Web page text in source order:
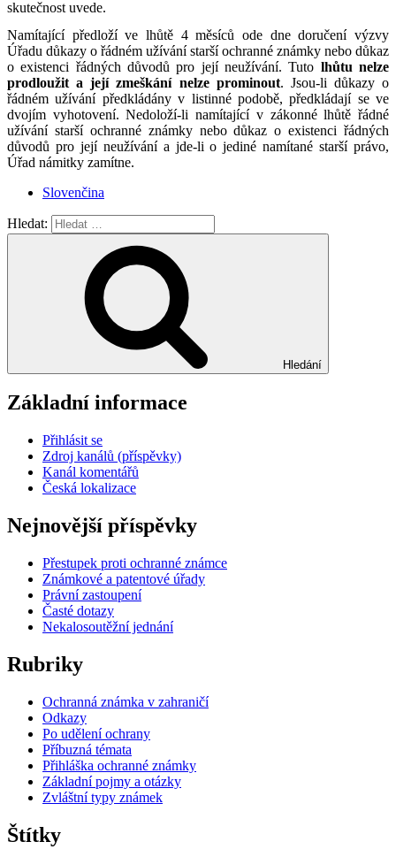
skutečnost uvede.
Namítající předloží ve lhůtě 4 měsíců ode dne doručení výzvy
Úřadu důkazy o řádném užívání starší ochranné známky nebo důkaz
o existenci řádných důvodů pro její neužívání. Tuto lhůtu nelze
prodloužit a její zmeškání nelze prominout. Jsou-li důkazy o
řádném užívání předkládány v listinné podobě, předkládají se ve
dvojím vyhotovení. Nedoloží-li namítající v zákonné lhůtě řádné
užívání starší ochranné známky nebo důkaz o existenci řádných
důvodů pro její neužívání a jde-li o jediné namítané starší právo,
Úřad námitky zamítne.
Slovenčina
Hledat:
Hledání
Základní informace
Přihlásit se
Zdroj kanálů (příspěvky)
Kanál komentářů
Česká lokalizace
Nejnovější příspěvky
Přestupek proti ochranné známce
Známkové a patentové úřady
Právní zastoupení
Časté dotazy
Nekalosoutěžní jednání
Rubriky
Ochranná známka v zahraničí
Odkazy
Po udělení ochrany
Příbuzná témata
Přihláška ochranné známky
Základní pojmy a otázky
Zvláštní typy známek
Štítky